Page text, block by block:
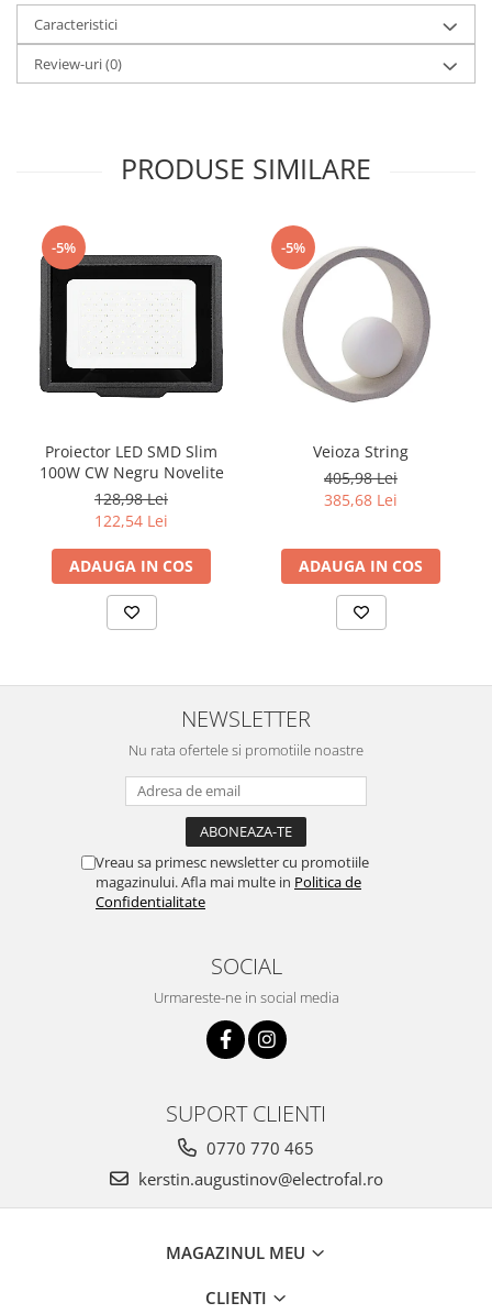
Caracteristici
Review-uri(0)
PRODUSE SIMILARE
-5%
Proiector LED SMD Slim
100W CW Negru Novelite
128,98 Lei
122,54 Lei
ADAUGA IN COS
-5%
Veioza String
405,98 Lei
385,68 Lei
ADAUGA IN COS
NEWSLETTER
Nu rata ofertele si promotiile noastre
Vreau sa primesc newsletter cu promotiile
magazinului. Afla mai multe in Politica de
Confidentialitate
SOCIAL
Urmareste-ne in social media
SUPORT CLIENTI
0770 770 465
kerstin.augustinov@electrofal.ro
MAGAZINUL MEU
CLIENTI